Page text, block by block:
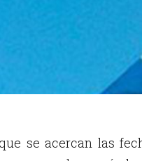
se acercan las